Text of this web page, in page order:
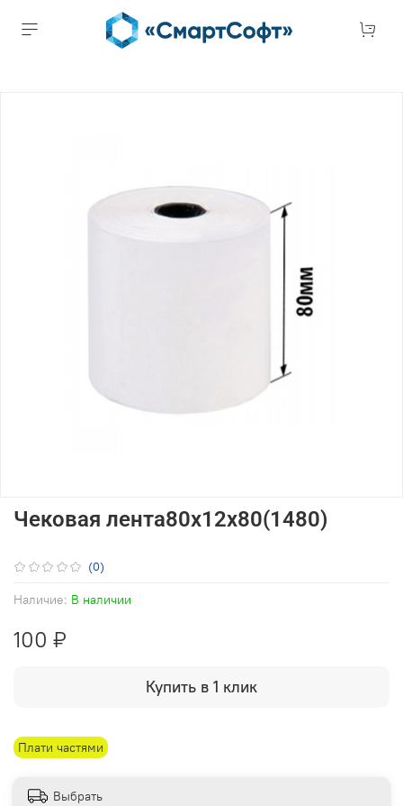
(0)
Наличие: В наличии
Плати частями
Чековая лента80х12х80(1480)
100 ₽
Купить в 1 клик
Выбрать